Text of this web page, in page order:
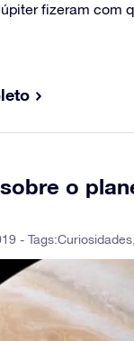
fizeram com
o
- Tags:Curiosidades